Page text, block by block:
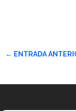
← ENTRADA